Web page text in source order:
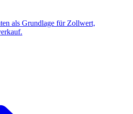
als Grundlage für Zollwert,